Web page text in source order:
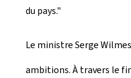
du pays."
Le ministre Serge
ambitions. À travers le